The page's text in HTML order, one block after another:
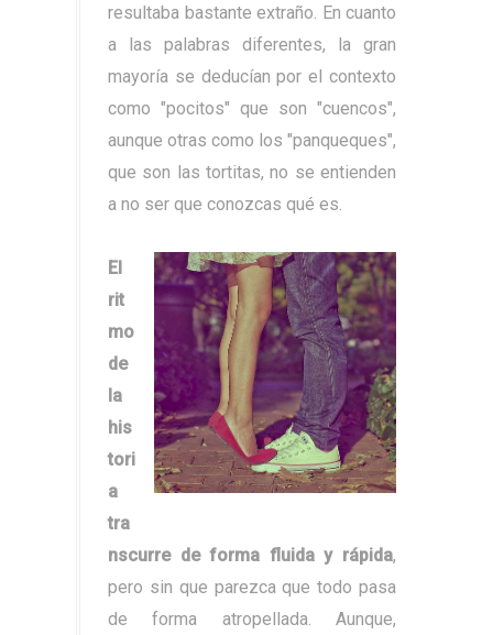
resultaba bastante extraño. En cuanto
a las palabras diferentes, la gran
mayoría se deducían por el contexto
como "pocitos" que son "cuencos",
aunque otras como los "panqueques",
que son las tortitas, no se entienden
a no ser que conozcas qué es.
El
rit
mo
de
la
his
tori
a
tra
nscurre de forma fluida y rápida,
pero sin que parezca que todo pasa
de forma atropellada. Aunque,